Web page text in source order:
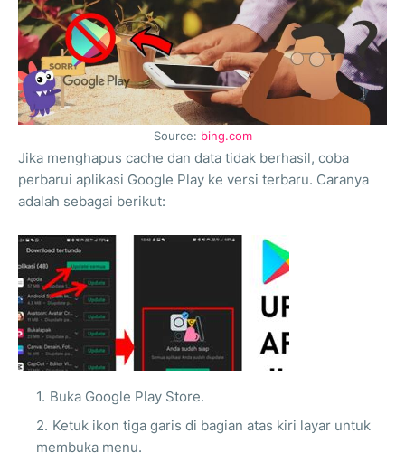
Source: bing.com
Jika menghapus cache dan data tidak berhasil, coba
perbarui aplikasi Google Play ke versi terbaru. Caranya
adalah sebagai berikut:
Buka Google Play Store.
Ketuk ikon tiga garis di bagian atas kiri layar untuk
membuka menu.